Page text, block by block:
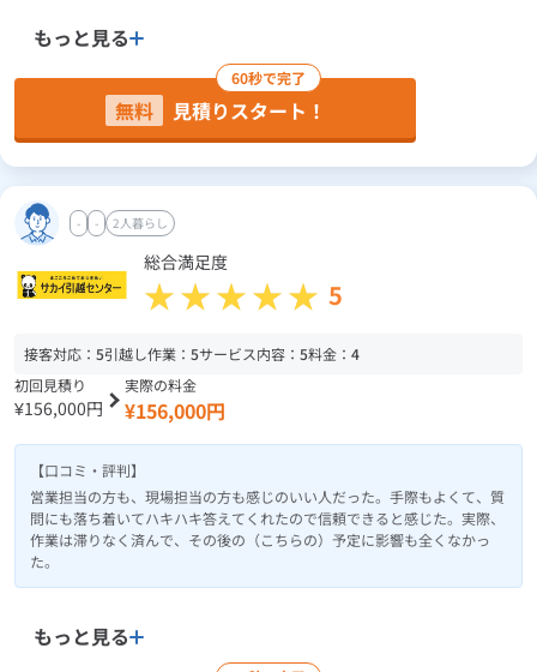
もっと見る
60秒で完了
無料 見積りスタート！
- - 2人暮らし
総合満足度
5
接客対応： 5引越し作業： 5サービス内容： 5料金： 4
初回見積り
¥156,000円
実際の料金
¥156,000円
【口コミ・評判】
営業担当の方も、現場担当の方も感じのいい人だった。手際もよくて、質
問にも落ち着いてハキハキ答えてくれたので信頼できると感じた。実際、
作業は滞りなく済んで、その後の（こちらの）予定に影響も全くなかっ
た。
もっと見る